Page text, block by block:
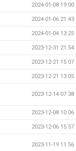
2024-01-08 19:00
2024-01-06 21:43
2024-01-04 13:25
2023-12-31 21:54
2023-12-21 15:07
2023-12-21 13:05
2023-12-14 07:38
2023-12-08 10:06
2023-12-06 15:57
2023-11-19 11:56